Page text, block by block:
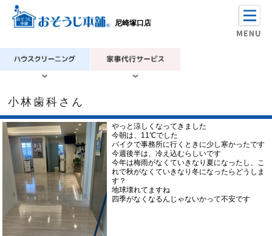
尼崎塚口店
小林歯科さん
やっと涼しくなってきました
今朝は、11℃でした
バイクで事務所に行くときに少し寒かったです
今週後半は、冷え込むらしいです
今年は梅雨がなくていきなり夏になったし、こ
れで秋がなくていきなり冬になったらどうしま
す？
地球壊れてますね
四季がなくなるんじゃないかって不安です